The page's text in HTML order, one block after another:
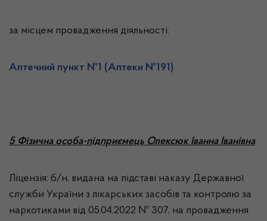
за місцем провадження діяльності:
Аптечний пункт №1 (Аптеки №191)
5 Фізична особа-підприємець Олексюк Іванна Іванівна
Ліцензія: б/н, видана на підставі наказу Державної
служби України з лікарських засобів та контролю за
наркотиками від 05.04.2022 № 307, на провадження